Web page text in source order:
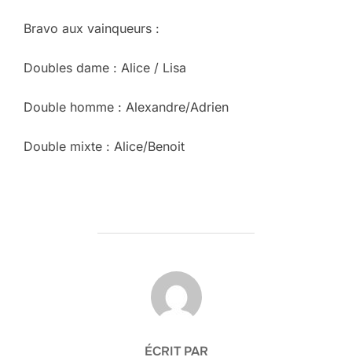
Bravo aux vainqueurs :
Doubles dame : Alice / Lisa
Double homme : Alexandre/Adrien
Double mixte : Alice/Benoit
AUTEUR DE LA PUBLICATION
ÉCRIT PAR